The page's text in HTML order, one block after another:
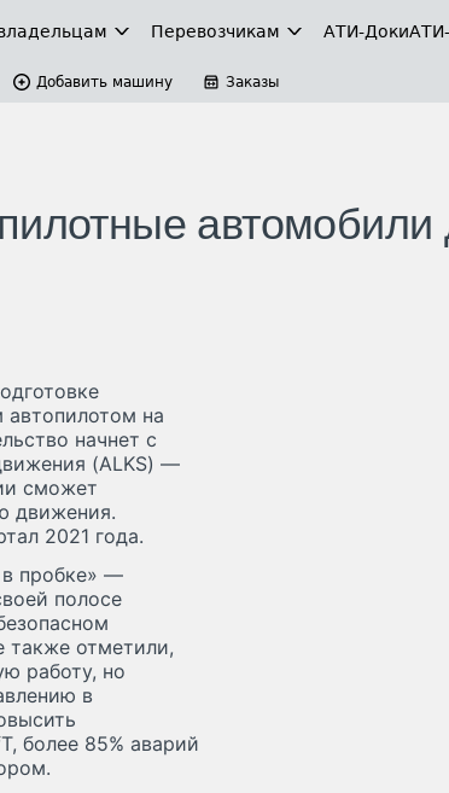
Перевозчикам АТИ-Доки
Добавить машину Заказы
автомобили
на
начнет с
(ALKS) —
сможет
движения.
2021 года.
в пробке» —
полосе
также отметили,
работу, но
в
более 85% аварий